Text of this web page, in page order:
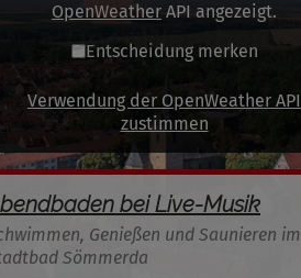
OpenWeather API angezeigt.
Entscheidung merken
Verwendung der OpenWeather API
zustimmen
bei Live-Musik
Genießen und Saunieren im
Sömmerda